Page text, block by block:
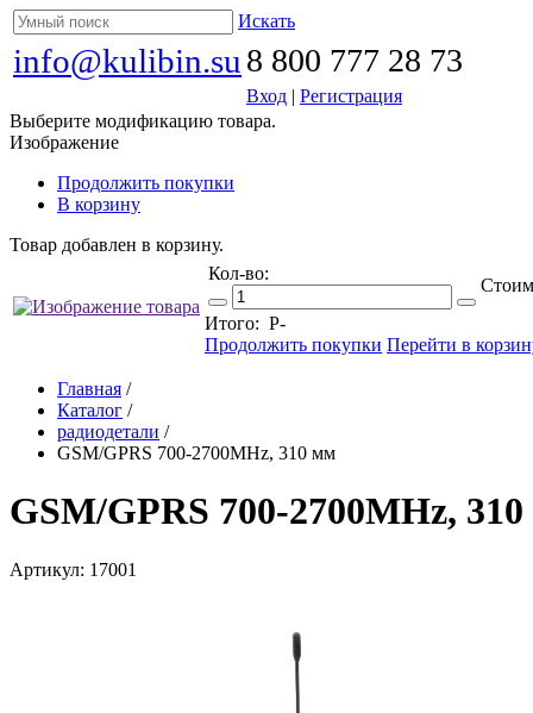
Искать
info@kulibin.su 8 800 777 28 73
Вход | Регистрация
Выберите модификацию товара.
Изображение
Продолжить покупки
В корзину
Товар добавлен в корзину.
Кол-во:
Итого: Р-
Продолжить покупки Перейти в
Главная /
Каталог /
радиодетали /
GSM/GPRS 700-2700MHz, 310 мм
GSM/GPRS 700-2700MHz,
Артикул: 17001